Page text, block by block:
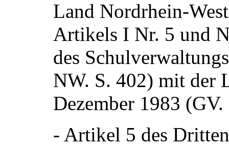
Land Nordrhein-
Artikels I Nr. 5 und
des
NW. S. 402) mit der
Dezember 1983
- Artikel 5 des